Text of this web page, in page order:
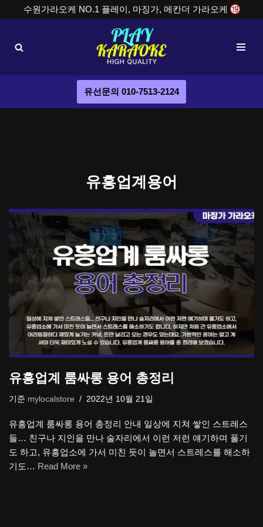
텐
로
수원가라오케 NO.1 플레이, 마징가, 메칸더 가라오케
유선문의 010-7513-2124
유흥업계용어
유흥업계 룸싸롱 용어 총정리
기준 mylocalstore 2022년 10월 21일
유흥업계 룸싸롱 용어 총정리 안내 일상에 지쳐 쌓인 스트레스
들… 친구나 지인을 만나 술자리에서 이런 저런 얘기하며 풀기
도 하고, 유흥업소에 가서 미친 듯이 놀면서 스트레스를 해소하
기도… Read More »